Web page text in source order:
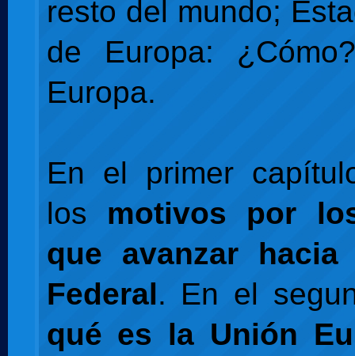
resto del mundo;
de Europa:
Europa.
En el primer
los motivos por
que avanzar
Federal. En el
qué es la Unión